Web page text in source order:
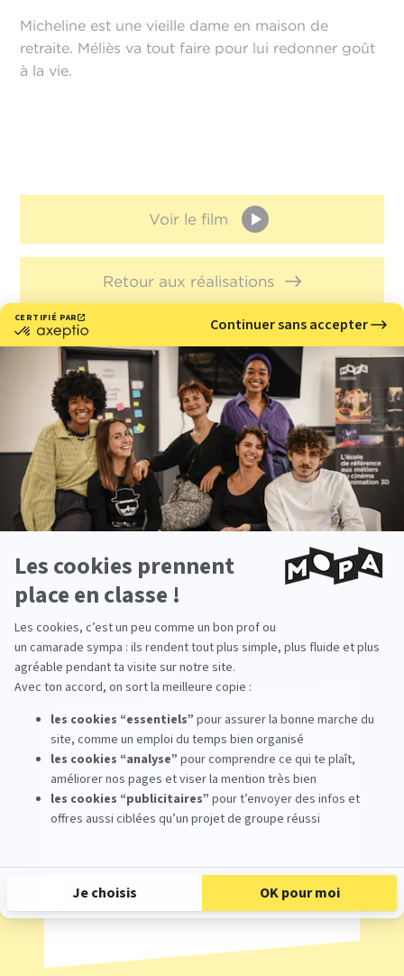
Micheline est une vieille dame en maison de
retraite. Méliès va tout faire pour lui redonner goût
à la vie.
Voir le film
Retour aux réalisations
Nous rencontrer
Vous souhaitez en savoir plus sur notre école de
cinéma d'animation 3D et stop motion ?
Venez nous rencontrer lors de nos prochains
événements.
Journée
Portes
Ouvertes
17
oct.
Je m'inscris